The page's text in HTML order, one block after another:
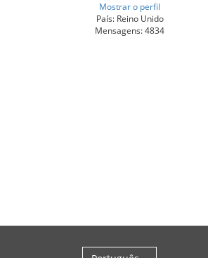
Mostrar o perfil
País: Reino Unido
Mensagens: 4834